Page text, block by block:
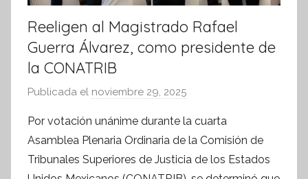
Reeligen al Magistrado Rafael
Guerra Álvarez, como presidente de
la CONATRIB
Publicada el noviembre 29, 2025
r
S
í
Por votación unánime durante la cuarta
Asamblea Plenaria Ordinaria de la Comisión de
Tribunales Superiores de Justicia de los Estados